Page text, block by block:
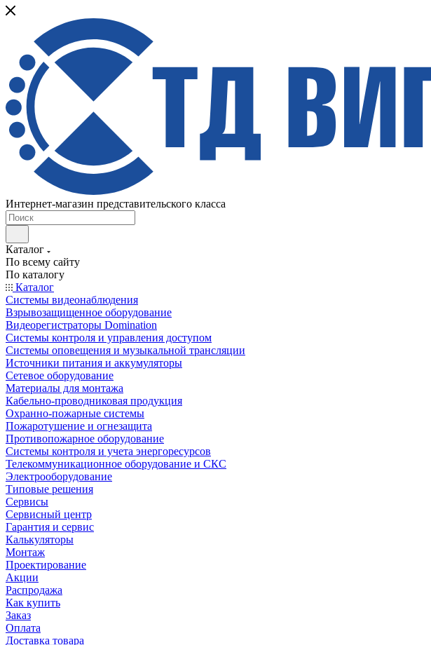
Интернет-магазин представительского класса
Каталог
По всему сайту
По каталогу
Каталог
Системы видеонаблюдения
Взрывозащищенное оборудование
Видеорегистраторы Domination
Системы контроля и управления доступом
Системы оповещения и музыкальной трансляции
Источники питания и аккумуляторы
Сетевое оборудование
Материалы для монтажа
Кабельно-проводниковая продукция
Охранно-пожарные системы
Пожаротушение и огнезащита
Противопожарное оборудование
Системы контроля и учета энергоресурсов
Телекоммуникационное оборудование и СКС
Электрооборудование
Типовые решения
Сервисы
Сервисный центр
Гарантия и сервис
Калькуляторы
Монтаж
Проектирование
Акции
Распродажа
Как купить
Заказ
Оплата
Доставка товара